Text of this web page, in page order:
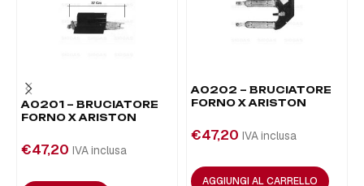
A0201 – BRUCIATORE
FORNO X ARISTON
€47,20 IVA inclusa
A0202 – BRUCIATORE
FORNO X ARISTON
€47,20 IVA inclusa
AGGIUNGI AL CARRELLO